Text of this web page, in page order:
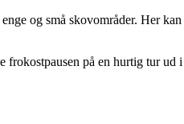
og små skovområder. Her kan
frokostpausen på en hurtig tur ud i